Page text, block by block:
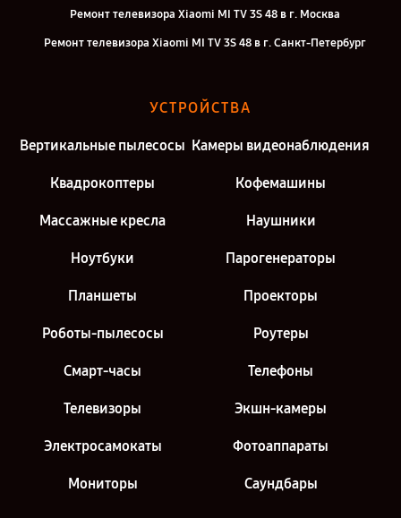
Ремонт телевизора Xiaomi MI TV 3S 48 в г. Москва
Ремонт телевизора Xiaomi MI TV 3S 48 в г. Санкт-Петербург
УСТРОЙСТВА
Вертикальные пылесосы Камеры видеонаблюдения
Квадрокоптеры Кофемашины
Массажные кресла Наушники
Ноутбуки Парогенераторы
Планшеты Проекторы
Роботы-пылесосы Роутеры
Смарт-часы Телефоны
Телевизоры Экшн-камеры
Электросамокаты Фотоаппараты
Мониторы Саундбары